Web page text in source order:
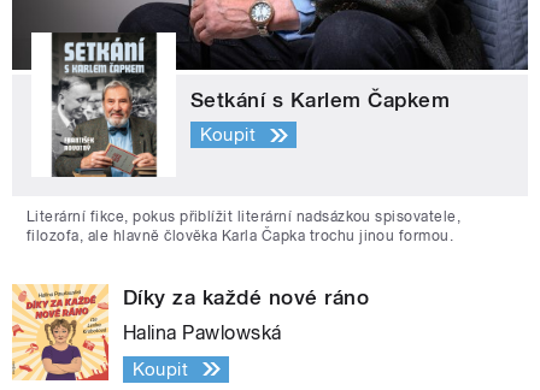
Setkání s Karlem Čapkem
Koupit
Literární fikce, pokus přiblížit literární nadsázkou spisovatele,
filozofa, ale hlavně člověka Karla Čapka trochu jinou formou.
Díky za každé nové ráno
Halina Pawlowská
Koupit